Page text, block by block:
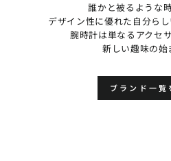
誰かと被るような
デザイン性に優れた自分らし
腕時計は単なるアクセ
新しい趣味の始
ブランド一覧